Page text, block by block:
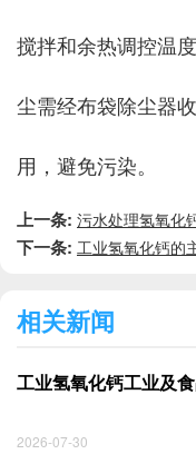
搅拌和余热调控温
尘需经布袋除尘器
用，避免污染。
上一条: 污水处理氢氧化
下一条: 工业氢氧化钙的
相关新闻
工业氢氧化钙工业及
2026-07-30